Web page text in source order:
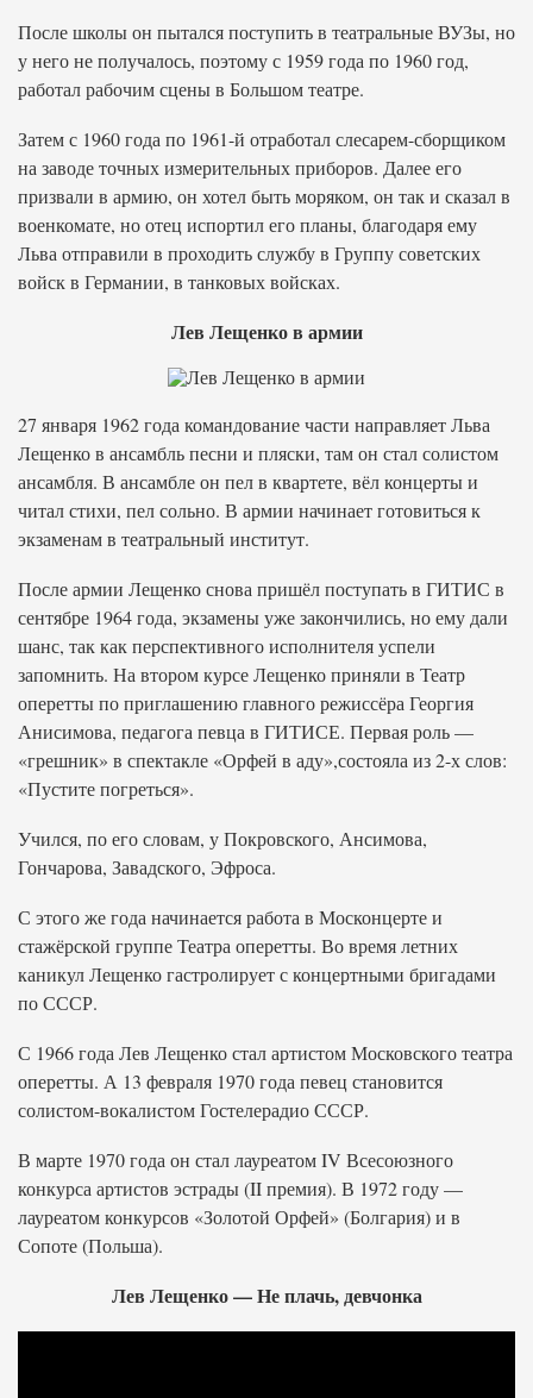
После школы он пытался поступить в театральные ВУЗы, но
у него не получалось, поэтому с 1959 года по 1960 год,
работал рабочим сцены в Большом театре.
Затем с 1960 года по 1961-й отработал слесарем-сборщиком
на заводе точных измерительных приборов. Далее его
призвали в армию, он хотел быть моряком, он так и сказал в
военкомате, но отец испортил его планы, благодаря ему
Льва отправили в проходить службу в Группу советских
войск в Германии, в танковых войсках.
Лев Лещенко в армии
27 января 1962 года командование части направляет Льва
Лещенко в ансамбль песни и пляски, там он стал солистом
ансамбля. В ансамбле он пел в квартете, вёл концерты и
читал стихи, пел сольно. В армии начинает готовиться к
экзаменам в театральный институт.
После армии Лещенко снова пришёл поступать в ГИТИС в
сентябре 1964 года, экзамены уже закончились, но ему дали
шанс, так как перспективного исполнителя успели
запомнить. На втором курсе Лещенко приняли в Театр
оперетты по приглашению главного режиссёра Георгия
Анисимова, педагога певца в ГИТИСЕ. Первая роль —
«грешник» в спектакле «Орфей в аду»,состояла из 2-х слов:
«Пустите погреться».
Учился, по его словам, у Покровского, Ансимова,
Гончарова, Завадского, Эфроса.
С этого же года начинается работа в Москонцерте и
стажёрской группе Театра оперетты. Во время летних
каникул Лещенко гастролирует с концертными бригадами
по СССР.
С 1966 года Лев Лещенко стал артистом Московского театра
оперетты. А 13 февраля 1970 года певец становится
солистом-вокалистом Гостелерадио СССР.
В марте 1970 года он стал лауреатом IV Всесоюзного
конкурса артистов эстрады (II премия). В 1972 году —
лауреатом конкурсов «Золотой Орфей» (Болгария) и в
Сопоте (Польша).
Лев Лещенко — Не плачь, девчонка